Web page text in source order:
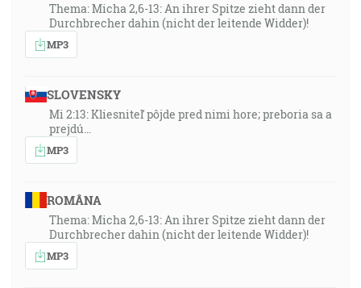
Thema: Micha 2,6-13: An ihrer Spitze zieht dann der
Durchbrecher dahin (nicht der leitende Widder)!
MP3
SLOVENSKY
Mi 2:13: Kliesniteľ pôjde pred nimi hore; preboria sa a
prejdú…
MP3
ROMÂNA
Thema: Micha 2,6-13: An ihrer Spitze zieht dann der
Durchbrecher dahin (nicht der leitende Widder)!
MP3